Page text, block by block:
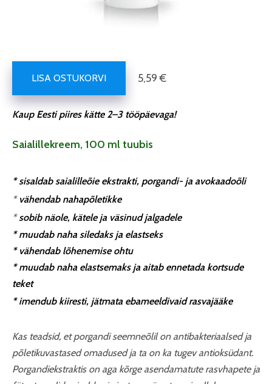
LISA OSTUKORVI 5,59 €
Kaup Eesti piires kätte 2–3 tööpäevaga!
Saialillekreem, 100 ml tuubis
* sisaldab saialilleõie ekstrakti, porgandi- ja avokaadoõli
*vähendab nahapõletikke
*sobib näole, kätele ja väsinudjalgadele
* muudab naha siledaks ja elastseks
* vähendab lõhenemise ohtu
* muudab naha elastsemaks ja aitab ennetada kortsude
teket
* imendub kiiresti, jätmata ebameeldivaid rasvajääke
Kas teadsid, et porgandi seemneõlil on antibakteriaalsed ja
põletikuvastased omadused ja ta on ka tugev antioksüdant.
Porgandiekstraktis on aga kõrge asendamatute rasvhapete ja